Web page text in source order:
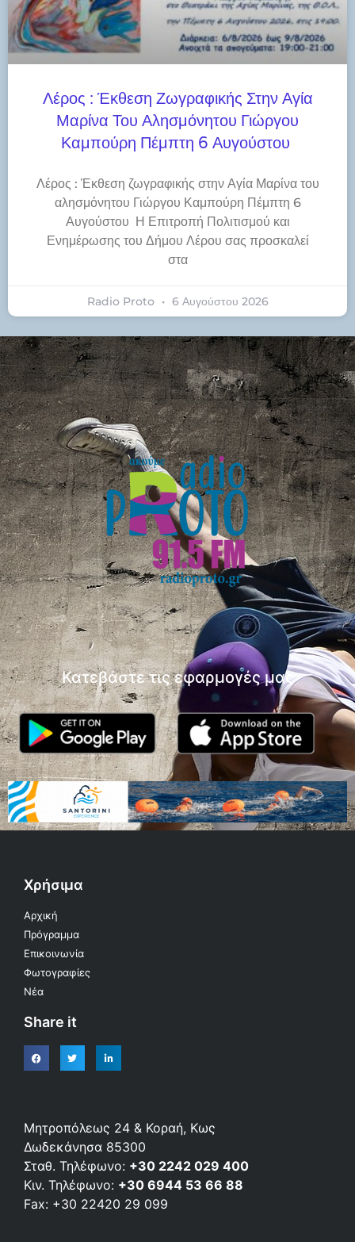
Λέρος : Έκθεση Ζωγραφικής Στην Αγία
Μαρίνα Του Αλησμόνητου Γιώργου
Καμπούρη Πέμπτη 6 Αυγούστου
Λέρος : Έκθεση ζωγραφικής στην Αγία Μαρίνα του
αλησμόνητου Γιώργου Καμπούρη Πέμπτη 6
Αυγούστου Η Επιτροπή Πολιτισμού και
Ενημέρωσης του Δήμου Λέρου σας προσκαλεί
στα
Radio Proto 6 Αυγούστου 2026
Κατεβάστε τις εφαρμογές μας
Χρήσιμα
Αρχική
Πρόγραμμα
Επικοινωνία
Φωτογραφίες
Νέα
Share it
Μητροπόλεως 24 & Κοραή, Κως
Δωδεκάνησα 85300
Σταθ. Τηλέφωνο: +30 2242 029 400
Κιν. Τηλέφωνο: +30 6944 53 66 88
Fax: +30 22420 29 099